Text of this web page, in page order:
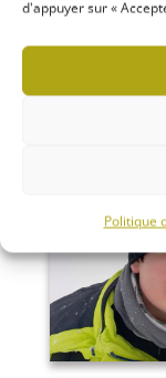
d'appuyer sur «
Politique